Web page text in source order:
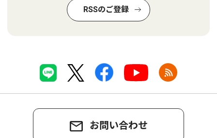
RSSのご登録
お問い合わせ